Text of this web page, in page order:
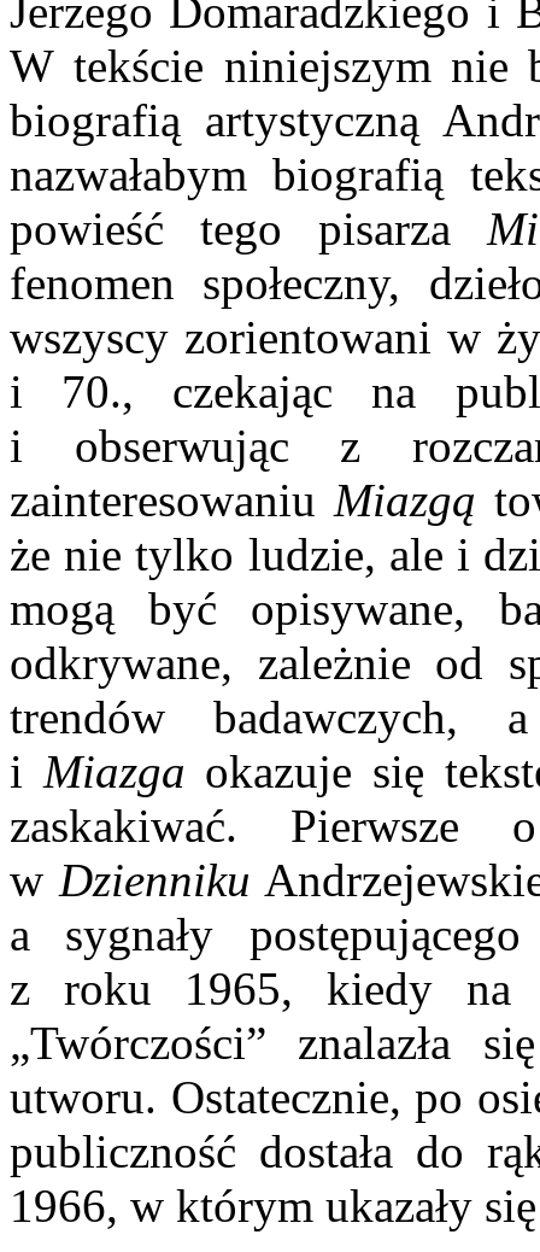
Jerzego Domaradzkiego i
W tekście niniejszym nie
biografią artystyczną
nazwałabym biografią
powieść tego pisarza
fenomen społeczny,
wszyscy zorientowani w
i 70., czekając na
i obserwując z
zainteresowaniu Miazgą
że nie tylko ludzie, ale i
mogą być opisywane,
odkrywane, zależnie od
trendów badawczych, a
i Miazga okazuje się
zaskakiwać.
w Dzienniku
a sygnały
z roku 1965, kiedy na
„Twórczości” znalazła
utworu. Ostatecznie, po
publiczność dostała do
1966, w którym ukazały